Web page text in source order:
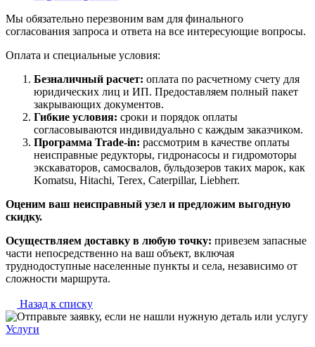
Мы обязательно перезвоним вам для финального
согласования запроса и ответа на все интересующие вопросы.
Оплата и специальные условия:
Безналичный расчет: оплата по расчетному счету для
юридических лиц и ИП. Предоставляем полный пакет
закрывающих документов.
Гибкие условия: сроки и порядок оплаты
согласовываются индивидуально с каждым заказчиком.
Программа Trade-in: рассмотрим в качестве оплаты
неисправные редукторы, гидронасосы и гидромоторы
экскаваторов, самосвалов, бульдозеров таких марок, как
Komatsu, Hitachi, Terex, Caterpillar, Liebherr.
Оценим ваш неисправный узел и предложим выгодную
скидку.
Осуществляем доставку в любую точку: привезем запасные
части непосредственно на ваш объект, включая
труднодоступные населенные пункты и села, независимо от
сложности маршрута.
Назад к списку
Услуги